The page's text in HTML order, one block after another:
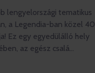
lengyelországi tematikus
a Legendia-ban közel 40
Ez egy egyedülálló hely
az egész csalá...